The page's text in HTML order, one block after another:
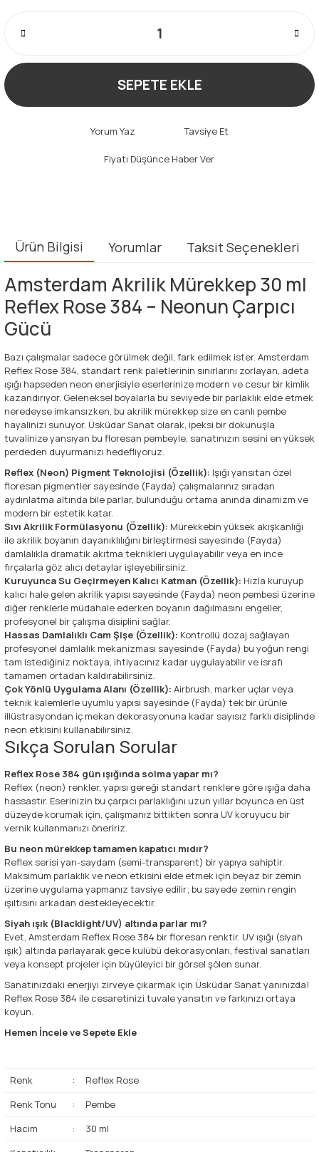
SEPETE EKLE
Yorum Yaz Tavsiye Et
Fiyatı Düşünce Haber Ver
Ürün Bilgisi Yorumlar Taksit Seçenekleri
Amsterdam Akrilik Mürekkep 30 ml
Reflex Rose 384 – Neonun Çarpıcı
Gücü
Bazı çalışmalar sadece görülmek değil, fark edilmek ister. Amsterdam
Reflex Rose 384, standart renk paletlerinin sınırlarını zorlayan, adeta
ışığı hapseden neon enerjisiyle eserlerinize modern ve cesur bir kimlik
kazandırıyor. Geleneksel boyalarla bu seviyede bir parlaklık elde etmek
neredeyse imkansızken, bu akrilik mürekkep size en canlı pembe
hayalinizi sunuyor. Üsküdar Sanat olarak, ipeksi bir dokunuşla
tuvalinize yansıyan bu floresan pembeyle, sanatınızın sesini en yüksek
perdeden duyurmanızı hedefliyoruz.
Reflex (Neon) Pigment Teknolojisi (Özellik): Işığı yansıtan özel
floresan pigmentler sayesinde (Fayda) çalışmalarınız sıradan
aydınlatma altında bile parlar, bulunduğu ortama anında dinamizm ve
modern bir estetik katar.
Sıvı Akrilik Formülasyonu (Özellik): Mürekkebin yüksek akışkanlığı
ile akrilik boyanın dayanıklılığını birleştirmesi sayesinde (Fayda)
damlalıkla dramatik akıtma teknikleri uygulayabilir veya en ince
fırçalarla göz alıcı detaylar işleyebilirsiniz.
Kuruyunca Su Geçirmeyen Kalıcı Katman (Özellik): Hızla kuruyup
kalıcı hale gelen akrilik yapısı sayesinde (Fayda) neon pembesi üzerine
diğer renklerle müdahale ederken boyanın dağılmasını engeller,
profesyonel bir çalışma disiplini sağlar.
Hassas Damlalıklı Cam Şişe (Özellik): Kontrollü dozaj sağlayan
profesyonel damlalık mekanizması sayesinde (Fayda) bu yoğun rengi
tam istediğiniz noktaya, ihtiyacınız kadar uygulayabilir ve israfı
tamamen ortadan kaldırabilirsiniz.
Çok Yönlü Uygulama Alanı (Özellik): Airbrush, marker uçlar veya
teknik kalemlerle uyumlu yapısı sayesinde (Fayda) tek bir ürünle
illüstrasyondan iç mekan dekorasyonuna kadar sayısız farklı disiplinde
neon etkisini kullanabilirsiniz.
Sıkça Sorulan Sorular
Reflex Rose 384 gün ışığında solma yapar mı?
Reflex (neon) renkler, yapısı gereği standart renklere göre ışığa daha
hassastır. Eserinizin bu çarpıcı parlaklığını uzun yıllar boyunca en üst
düzeyde korumak için, çalışmanız bittikten sonra UV koruyucu bir
vernik kullanmanızı öneririz.
Bu neon mürekkep tamamen kapatıcı mıdır?
Reflex serisi yarı-saydam (semi-transparent) bir yapıya sahiptir.
Maksimum parlaklık ve neon etkisini elde etmek için beyaz bir zemin
üzerine uygulama yapmanız tavsiye edilir; bu sayede zemin rengin
ışıltısını arkadan destekleyecektir.
Siyah ışık (Blacklight/UV) altında parlar mı?
Evet, Amsterdam Reflex Rose 384 bir floresan renktir. UV ışığı (siyah
ışık) altında parlayarak gece kulübü dekorasyonları, festival sanatları
veya konsept projeler için büyüleyici bir görsel şölen sunar.
Sanatınızdaki enerjiyi zirveye çıkarmak için Üsküdar Sanat yanınızda!
Reflex Rose 384 ile cesaretinizi tuvale yansıtın ve farkınızı ortaya
koyun.
Hemen İncele ve Sepete Ekle
Renk :
Reflex Rose
Renk Tonu
:
Pembe
Hacim
:
30 ml